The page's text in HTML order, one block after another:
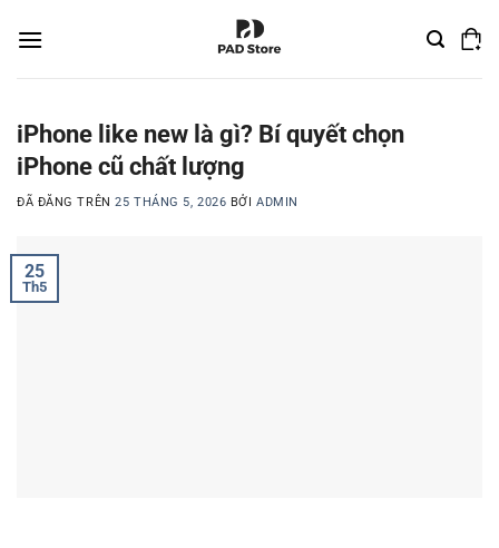
đến
iPhone like new là gì? Bí quyết chọn
iPhone cũ chất lượng
ĐÃ ĐĂNG TRÊN25 THÁNG 5, 2026 BỞIADMIN
25
Th5